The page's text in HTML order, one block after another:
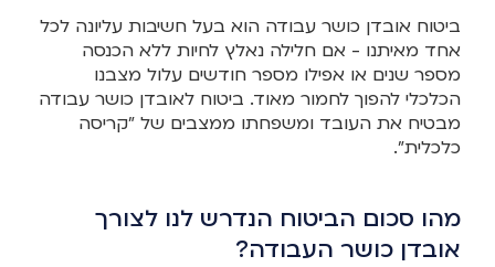
ביטוח אובדן כושר עבודה הוא בעל חשיבות עליונה לכל
אחד מאיתנו - אם חלילה נאלץ לחיות ללא הכנסה
מספר שנים או אפילו מספר חודשים עלול מצבנו
הכלכלי להפוך לחמור מאוד. ביטוח לאובדן כושר עבודה
מבטיח את העובד ומשפחתו ממצבים של "קריסה
כלכלית".
מהו סכום הביטוח הנדרש לנו לצורך
אובדן כושר העבודה?